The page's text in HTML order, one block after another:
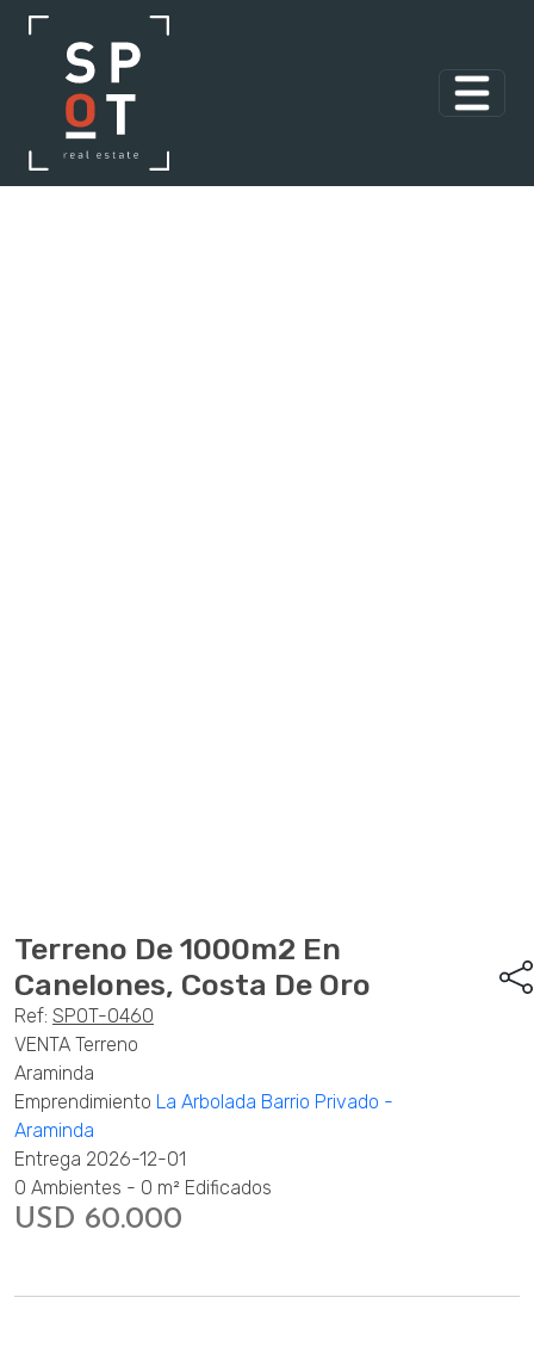
Terreno De 1000m2 En
Canelones, Costa De Oro
Ref: SPOT-0460
VENTA Terreno
Araminda
Emprendimiento La Arbolada Barrio Privado -
Araminda
Entrega 2026-12-01
0 Ambientes - 0 m² Edificados
USD 60.000